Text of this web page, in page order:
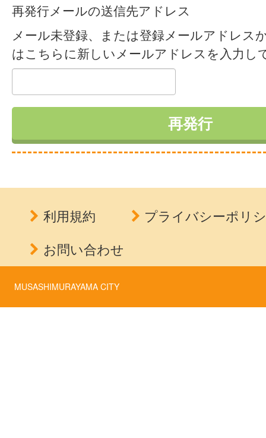
再発行メールの送信先アドレス
メール未登録、または登録メールアドレス
はこちらに新しいメールアドレスを入力し
利用規約
プライバシーポリ
お問い合わせ
MUSASHIMURAYAMA CITY